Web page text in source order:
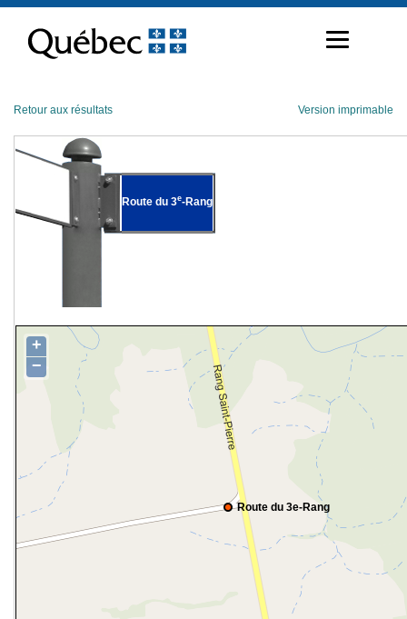
contenu
Retour aux résultats Version imprimable
Route du 3e-Rang
Route du 3e-Rang
+
−